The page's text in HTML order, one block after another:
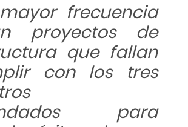
frecuencia
proyectos de
que fallan
con los tres
para